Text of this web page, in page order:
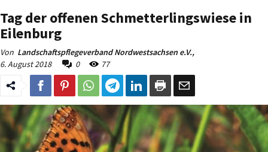
Tag der offenen Schmetterlingswiese in
Eilenburg
Von Landschaftspflegeverband Nordwestsachsen e.V.,
6. August 2018
0 77